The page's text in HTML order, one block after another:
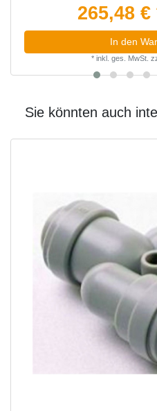
265,48 €
In den
* inkl. ges. MwSt.
Sie könnten auch